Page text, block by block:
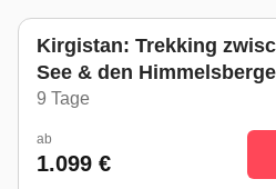
Kirgistan: Trekking
See & den
9 Tage
ab
1.099 €